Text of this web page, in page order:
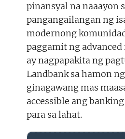
pinansyal na naaayon
pangangailangan ng
modernong
paggamit ng
ay nagpapakita ng
Landbank sa hamon
ginagawang mas
accessible ang
para sa lahat.